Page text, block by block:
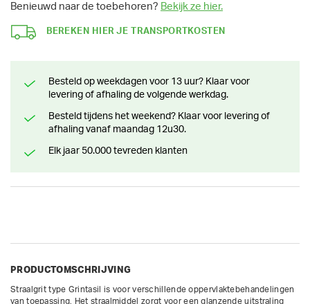
Benieuwd naar de toebehoren? Bekijk ze hier.
BEREKEN HIER JE TRANSPORTKOSTEN
Besteld op weekdagen voor 13 uur? Klaar voor
levering of afhaling de volgende werkdag.
Besteld tijdens het weekend? Klaar voor levering of
afhaling vanaf maandag 12u30.
Elk jaar 50.000 tevreden klanten
PRODUCTOMSCHRIJVING
Straalgrit type Grintasil is voor verschillende oppervlaktebehandelingen
van toepassing. Het straalmiddel zorgt voor een glanzende uitstraling